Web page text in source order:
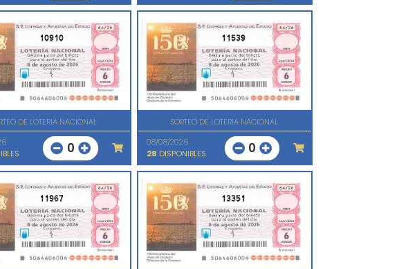
10910
DE LOTERIA NACIONAL
0
11539
SORTEO DE LOTERIA NACIONAL
08/08/2026
28 DISPONIBLES 0
11967 13351